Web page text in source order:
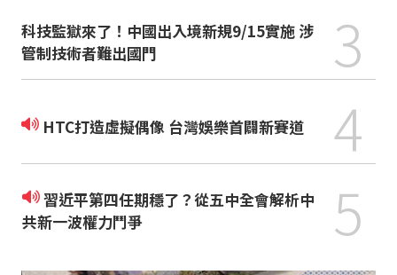
科技監獄來了！中國出入境新規9/15實施 涉
管制技術者難出國門
3
HTC打造虛擬偶像 台灣娛樂首闢新賽道 4
習近平第四任期穩了？從五中全會解析中
共新一波權力鬥爭
5